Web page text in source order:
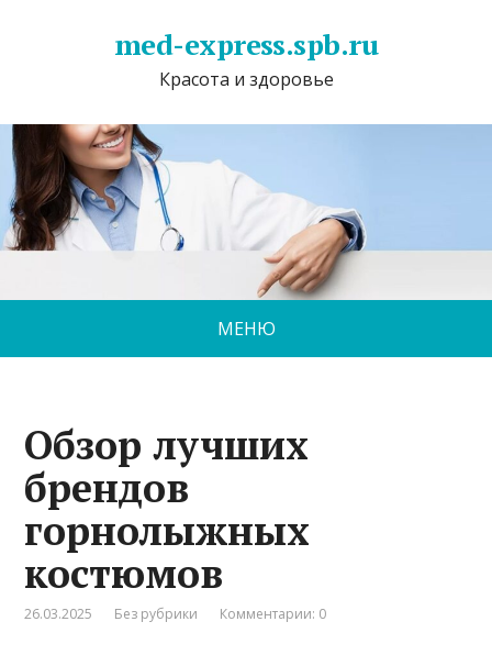
med-express.spb.ru
Красота и здоровье
МЕНЮ
Обзор лучших
брендов
горнолыжных
костюмов
26.03.2025 Без рубрики Комментарии: 0